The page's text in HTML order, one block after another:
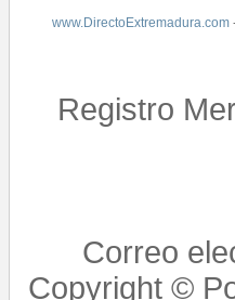
www.DirectoExtremadura.com
Registro
Correo
Copyright ©